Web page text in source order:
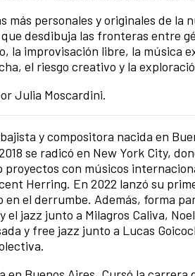
más personales y originales de la
desdibuja las fronteras entre
la improvisación libre, la música
el riesgo creativo y la
Julia Moscardini.
y compositora nacida en
se radicó en New York City,
con músicos
Herring. En 2022 lanzó su
en el derrumbe. Además, forma
el jazz junto a Milagros Caliva,
y free jazz junto a Lucas